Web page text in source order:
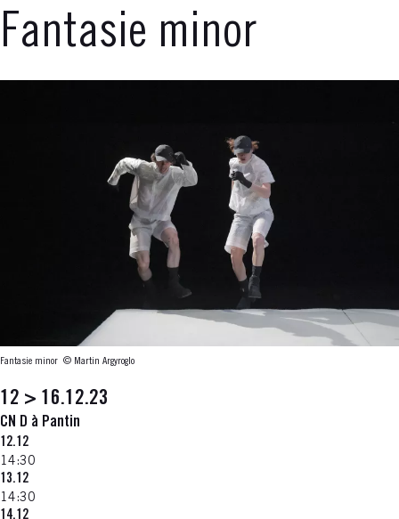
Fantasie minor
Fantasie minor © Martin Argyroglo
12 > 16.12.23
CN D à Pantin
12.12
14:30
13.12
14:30
14.12